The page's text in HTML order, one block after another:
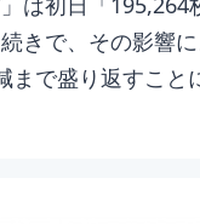
続きで、その影響
まで盛り返すこと